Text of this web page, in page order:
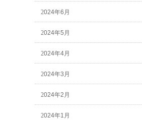
2024年6月
2024年5月
2024年4月
2024年3月
2024年2月
2024年1月